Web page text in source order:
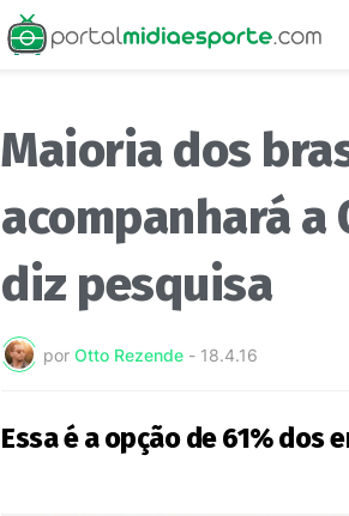
Maioria dos
acompanhará a
diz pesquisa
por Otto Rezende - 18.4.16
Essa é a opção de 61% dos